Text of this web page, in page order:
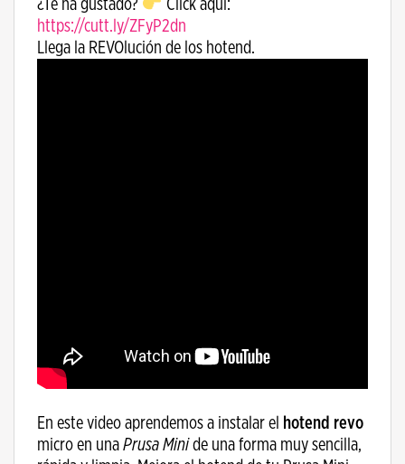
¿Te ha gustado?
Click aquí:
https://cutt.ly/ZFyP2dn
Llega la REVOlución de los hotend.
En este video aprendemos a instalar el hotend revo
micro en una Prusa Minide una forma muy sencilla,